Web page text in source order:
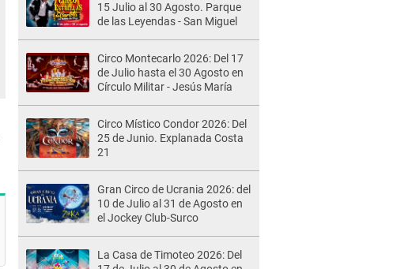
15 Julio al 30 Agosto. Parque
de las Leyendas - San Miguel
Circo Montecarlo 2026: Del 17
de Julio hasta el 30 Agosto en
Círculo Militar - Jesús María
Circo Místico Condor 2026: Del
25 de Junio. Explanada Costa
21
Gran Circo de Ucrania 2026: del
10 de Julio al 31 de Agosto en
el Jockey Club-Surco
La Casa de Timoteo 2026: Del